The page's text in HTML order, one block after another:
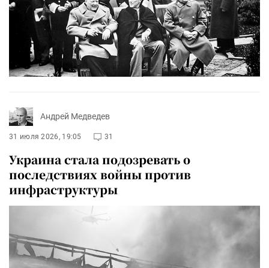
Андрей Медведев
31 июля 2026, 19:05 31
Украина стала подозревать о
последствиях войны против
инфраструктуры